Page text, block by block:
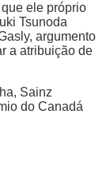
ele próprio
Tsunoda
argumento
a atribuição de
Sainz
do Canadá